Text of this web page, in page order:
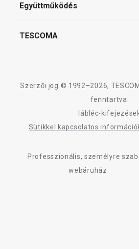
Gyakori kérdések
Reklamáció és termékvisszaküldés
Együttműködés
TESCOMA
Adatkezelési Tájékoztató
Szerzői jog © 1992–2026,
fenntartva.
lábléc-
Sütikkel kapcsolatos
Professzionális, személyre
webáruház